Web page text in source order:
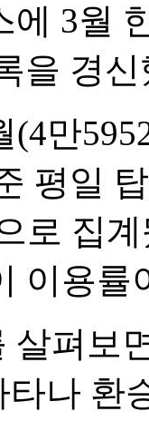
에 3월
을 경
(4만
평일
로 집
이용
살펴보
타나 환